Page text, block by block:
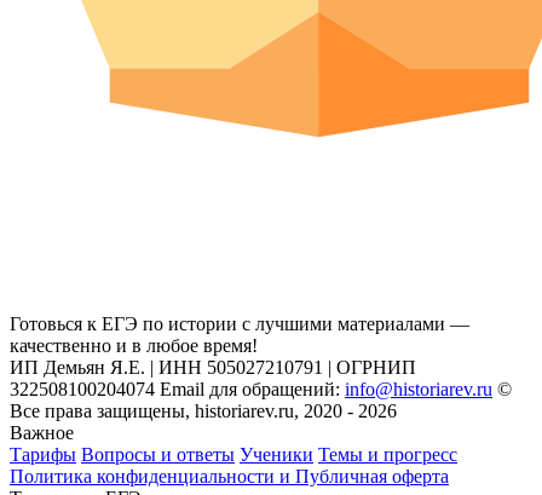
Готовься к ЕГЭ по истории с лучшими материалами —
качественно и в любое время!
ИП Демьян Я.Е. | ИНН 505027210791 | ОГРНИП
322508100204074 Email для обращений: info@historiarev.ru ©
Все права защищены, historiarev.ru, 2020 - 2026
Важное
Тарифы Вопросы и ответы Ученики Темы и прогресс
Политика конфиденциальности и Публичная оферта